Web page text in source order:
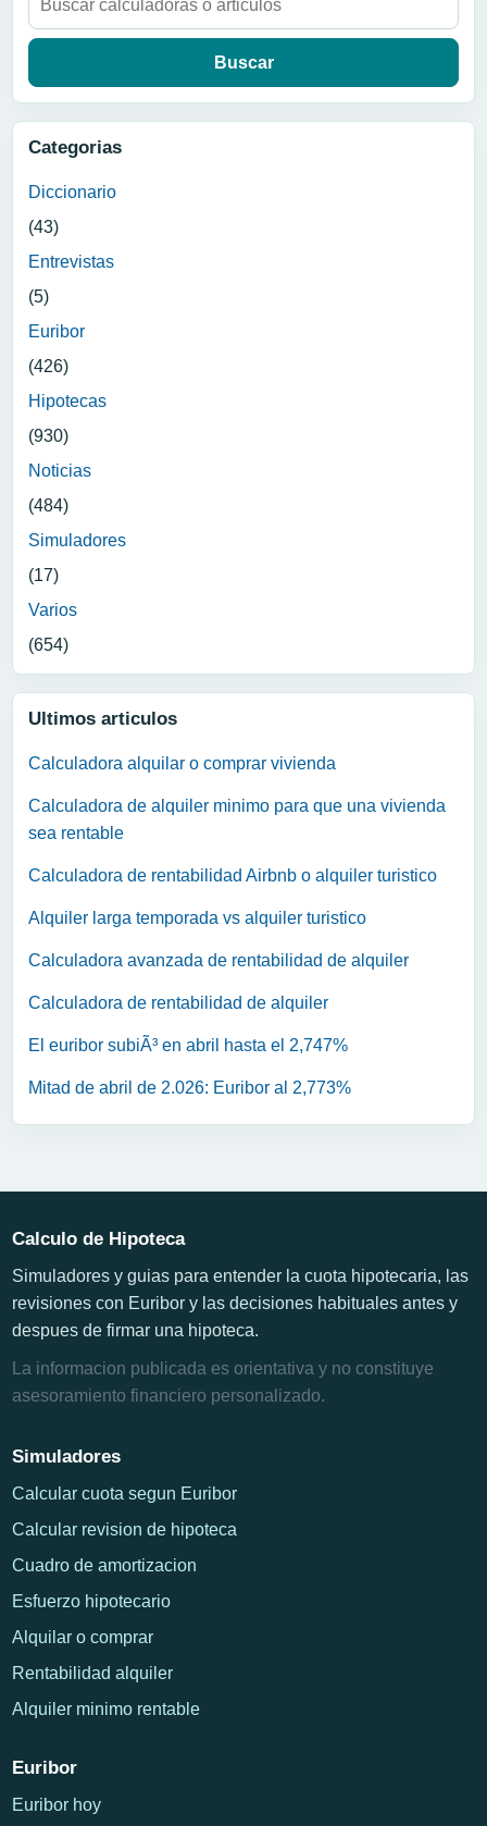
Categorias
Diccionario
(43)
Entrevistas
(5)
Euribor
(426)
Hipotecas
(930)
Noticias
(484)
Simuladores
(17)
Varios
(654)
Ultimos articulos
Calculadora alquilar o comprar vivienda
Calculadora de alquiler minimo para que una vivienda
sea rentable
Calculadora de rentabilidad Airbnb o alquiler turistico
Alquiler larga temporada vs alquiler turistico
Calculadora avanzada de rentabilidad de alquiler
Calculadora de rentabilidad de alquiler
El euribor subiÃ³ en abril hasta el 2,747%
Mitad de abril de 2.026: Euribor al 2,773%
Calculo de Hipoteca
Simuladores y guias para entender la cuota hipotecaria, las
revisiones con Euribor y las decisiones habituales antes y
despues de firmar una hipoteca.
La informacion publicada es orientativa y no constituye
asesoramiento financiero personalizado.
Simuladores
Calcular cuota segun Euribor
Calcular revision de hipoteca
Cuadro de amortizacion
Esfuerzo hipotecario
Alquilar o comprar
Rentabilidad alquiler
Alquiler minimo rentable
Euribor
Euribor hoy